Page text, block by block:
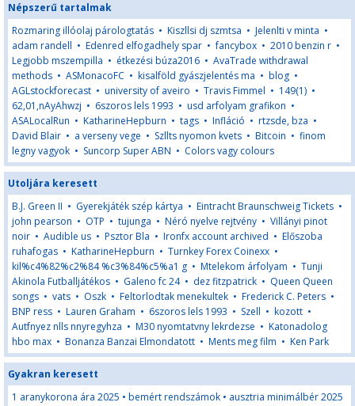
Népszerű tartalmak
Rozmaring illóolaj párologtatás • Kiszllsi dj szmtsa • Jelenlti v minta •
adam randell • Edenred elfogadhely spar •fancybox • 2010 benzin r •
Legjobb mszempilla • étkezési búza2016 • AvaTrade withdrawal
methods • ASMonacoFC • kisalföld gyászjelentés ma • blog •
AGLstockforecast • university of aveiro • Travis Fimmel • 149(1) •
62,01,nAyAhwzj • 6szoros lels 1993 • usd arfolyam grafikon •
ASALocalRun • KatharineHepburn • tags • Infláció • rtzsde, bza •
David Blair • a verseny vege • Szllts nyomon kvets • Bitcoin • finom
legny vagyok • Suncorp Super ABN • Colors vagy colours
Utoljára keresett
B.J. Green II • Gyerekjáték szép kártya • Eintracht Braunschweig Tickets •
john pearson • OTP • tujunga • Néró nyelve rejtvény • Villányi pinot
noir • Audible us • Psztor Bla • Ironfx account archived • Előszoba
ruhafogas • KatharineHepburn • Turnkey Forex Coinexx •
kil%c4%82%c2%84 %c3%84%c5%a1 g • Mtelekom árfolyam • Tunji
Akinola Futballjátékos • Galeno fc 24• dez fitzpatrick • Queen Queen
songs • vats • Oszk • Feltorlodtak menekultek • Frederick C. Peters •
BNP ress • Lauren Graham • 6szoros lels 1993 • Szell • kozott •
Autfnyez nlls nnyregyhza • M30 nyomtatvny lekrdezse • Katonadolog
hbo max • Bonanza Banzai Elmondatott • Ments meg film • Ken Park
Gyakran keresett
1 aranykorona ára 2025 • bemért rendszámok • ausztria minimálbér 2025